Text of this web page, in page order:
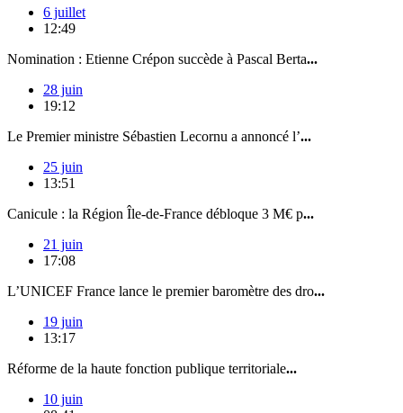
6 juillet
12:49
Nomination : Etienne Crépon succède à Pascal Berta...
28 juin
19:12
Le Premier ministre Sébastien Lecornu a annoncé l’...
25 juin
13:51
Canicule : la Région Île-de-France débloque 3 M€ p...
21 juin
17:08
L’UNICEF France lance le premier baromètre des dro...
19 juin
13:17
Réforme de la haute fonction publique territoriale...
10 juin